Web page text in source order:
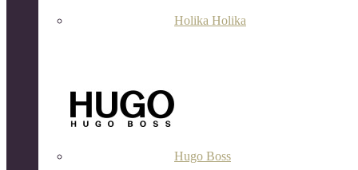
Holika Holika
Hugo Boss